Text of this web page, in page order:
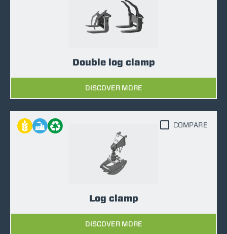
Double log clamp
DISCOVER MORE
Log clamp
DISCOVER MORE
COMPARE